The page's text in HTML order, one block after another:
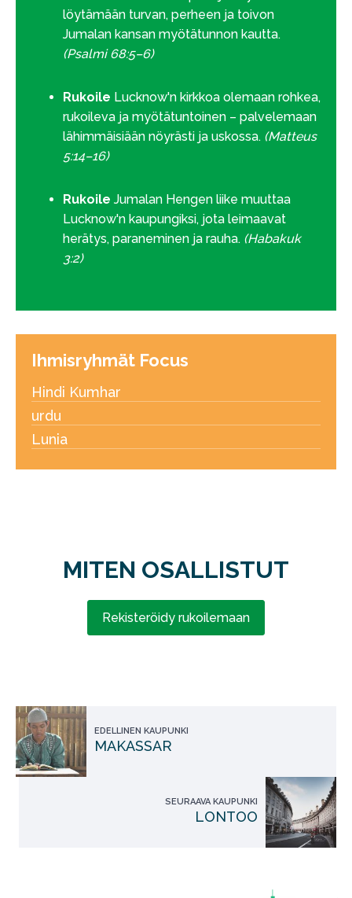
löytämään turvan, perheen ja toivon
Jumalan kansan myötätunnon kautta.
(Psalmi 68:5–6)
Rukoile Lucknow'n kirkkoa olemaan rohkea,
rukoileva ja myötätuntoinen – palvelemaan
lähimmäisiään nöyrästi ja uskossa. (Matteus
5:14–16)
Rukoile Jumalan Hengen liike muuttaa
Lucknow'n kaupungiksi, jota leimaavat
herätys, paraneminen ja rauha. (Habakuk
3:2)
Ihmisryhmät Focus
Hindi Kumhar
urdu
Lunia
MITEN OSALLISTUT
Rekisteröidy rukoilemaan
EDELLINEN KAUPUNKI
MAKASSAR
SEURAAVA KAUPUNKI
LONTOO